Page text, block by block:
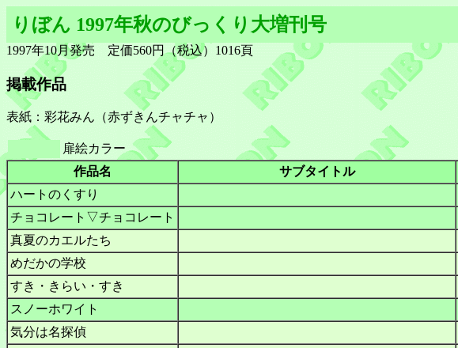
りぼん 1997年秋のびっくり大増刊号
1997年10月発売 定価560円（税込）1016頁
掲載作品
表紙：彩花みん（赤ずきんチャチャ）
扉絵カラー
作品名
サブタイトル
ハートのくすり
チョコレート▽チョコレート
真夏のカエルたち
めだかの学校
すき・きらい・すき
スノーホワイト
気分は名探偵